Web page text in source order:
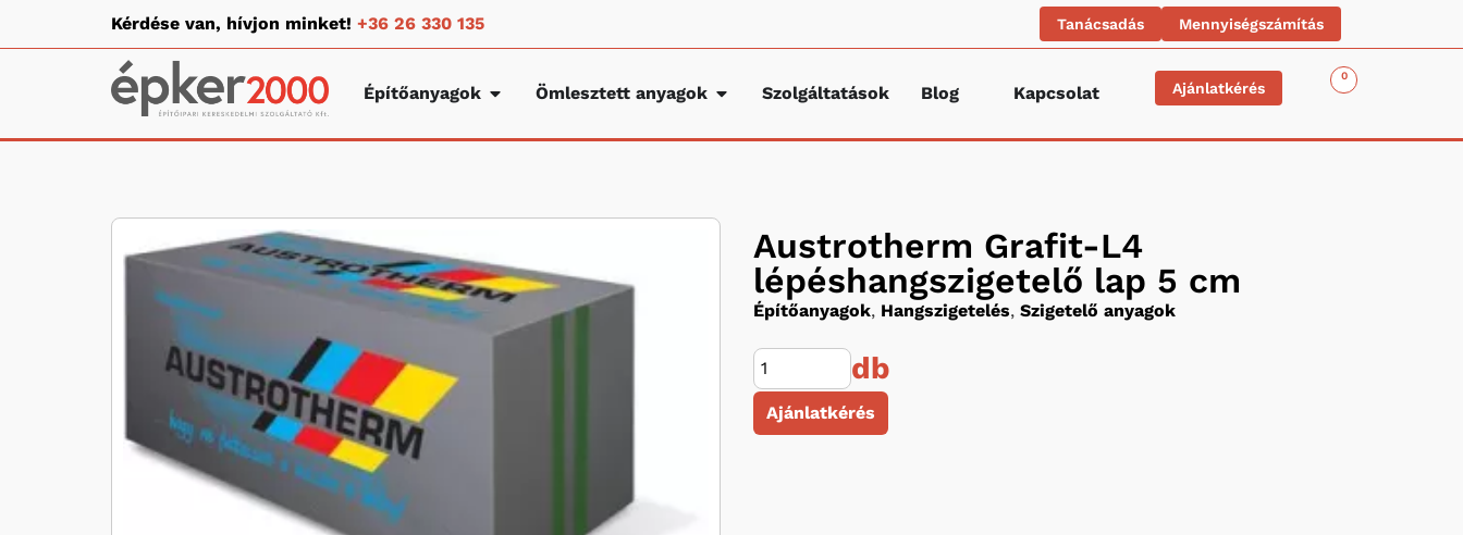
Kérdése van, hívjon minket! +36 26 330 135 Tanácsadás Mennyiségszámítás
Építőanyagok Ömlesztett anyagok Szolgáltatások Blog Kapcsolat Ajánlatkérés
0
Austrotherm Grafit-L4
lépéshangszigetelő lap 5 cm
Építőanyagok, Hangszigetelés, Szigetelő anyagok
db
Ajánlatkérés